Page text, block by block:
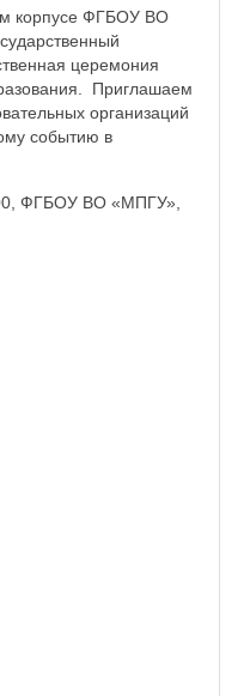
корпусе ФГБОУ ВО
церемония
Приглашаем
организаций
событию в
ФГБОУ ВО «МПГУ»,